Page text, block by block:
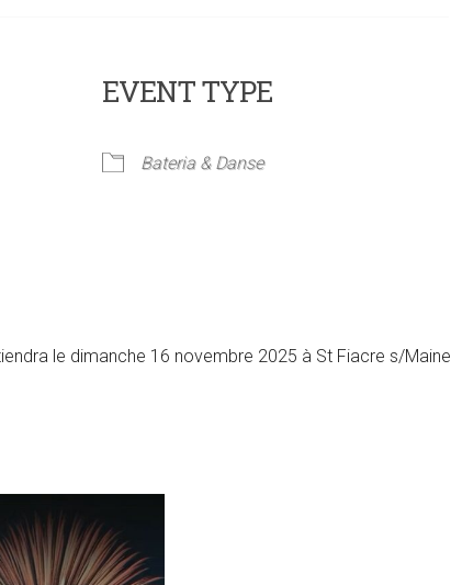
EVENT TYPE
Bateria & Danse
le dimanche 16 novembre 2025 à St Fiacre s/Maine